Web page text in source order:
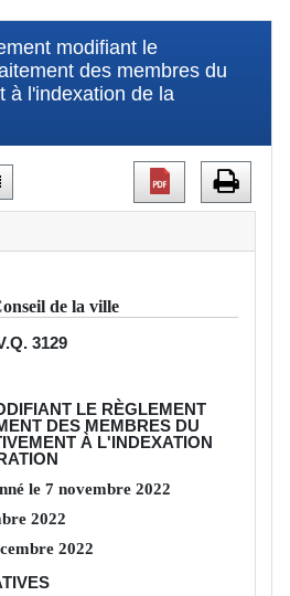
modifiant le
des membres du
à l'indexation de la
de la ville
3129
LE RÈGLEMENT
DES MEMBRES DU
À L'INDEXATION
le7novembre2022
2022
2022